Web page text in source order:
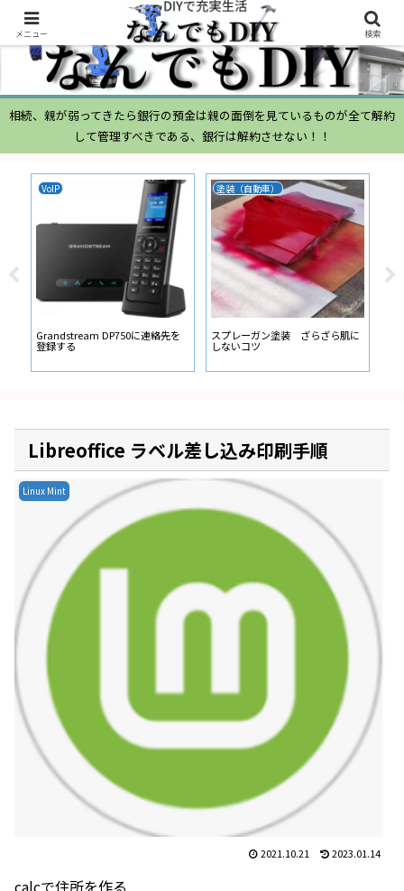
相続、親が弱ってきたら銀行の預金は親の面倒を見ているものが全て解約
して管理すべきである、銀行は解約させない！！
VoIP
Grandstream DP750に連絡先を
登録する
塗装（自動車）
スプレーガン塗装 ざらざら肌に
しないコツ
ム
Libreoffice ラベル差し込み印刷手順
Linux Mint
2021.10.21 2023.01.14
calcで住所を作る
メニュー 検索